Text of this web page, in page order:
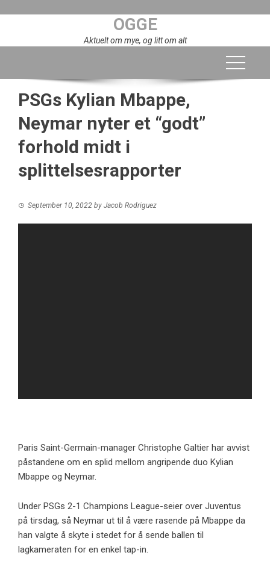
OGGE
Aktuelt om mye, og litt om alt
PSGs Kylian Mbappe,
Neymar nyter et “godt”
forhold midt i
splittelsesrapporter
September 10, 2022 by Jacob Rodriguez
Paris Saint-Germain-manager Christophe Galtier har avvist
påstandene om en splid mellom angripende duo Kylian
Mbappe og Neymar.
Under PSGs 2-1 Champions League-seier over Juventus
på tirsdag, så Neymar ut til å være rasende på Mbappe da
han valgte å skyte i stedet for å sende ballen til
lagkameraten for en enkel tap-in.